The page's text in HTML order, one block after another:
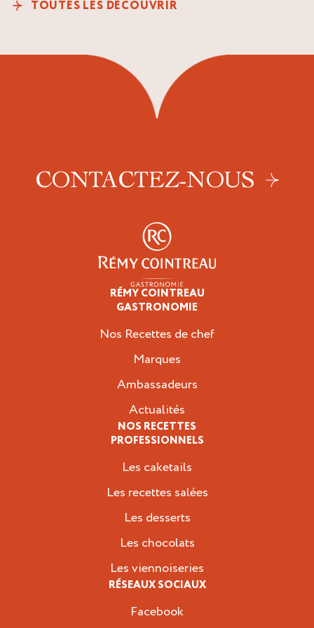
TOUTES LES DÉCOUVRIR
CONTACTEZ-NOUS
RÉMY COINTREAU
GASTRONOMIE
Nos Recettes de chef
Marques
Ambassadeurs
Actualités
NOS RECETTES
PROFESSIONNELS
Les caketails
Les recettes salées
Les desserts
Les chocolats
Les viennoiseries
RÉSEAUX SOCIAUX
Facebook